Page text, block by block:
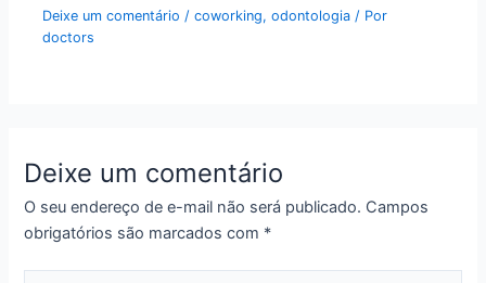
Deixe um comentário /coworking,odontologia / Por
doctors
Deixe um comentário
O seu endereço de e-mail não será publicado. Campos
obrigatórios são marcados com *